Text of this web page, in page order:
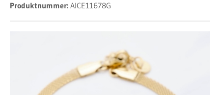
Produktnummer: AICE11678G